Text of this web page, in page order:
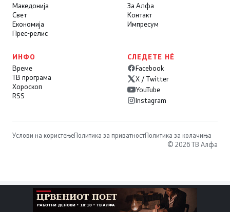
Македонија
Свет
Економија
Прес-релис
За Алфа
Контакт
Импресум
ИНФО
Време
ТВ програма
Хороскоп
RSS
СЛЕДЕТЕ НÉ
Facebook
X / Twitter
YouTube
Instagram
Услови на користењеПолитика за приватностПолитика за колачиња
© 2026 ТВ Алфа